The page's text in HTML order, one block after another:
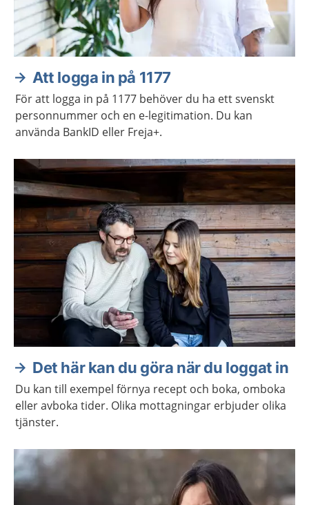
Att logga in på 1177
För att logga in på 1177 behöver du ha ett svenskt
personnummer och en e-legitimation. Du kan
använda BankID eller Freja+.
Det här kan du göra när du loggat in
Du kan till exempel förnya recept och boka, omboka
eller avboka tider. Olika mottagningar erbjuder olika
tjänster.